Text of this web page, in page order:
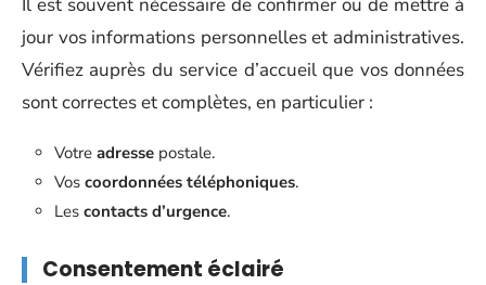
jour vos informations personnelles et administratives.
Vérifiez auprès du service d’accueil que vos données
sont correctes et complètes, en particulier :
Votre adresse postale.
Vos coordonnées téléphoniques.
Les contacts d’urgence.
Consentement éclairé